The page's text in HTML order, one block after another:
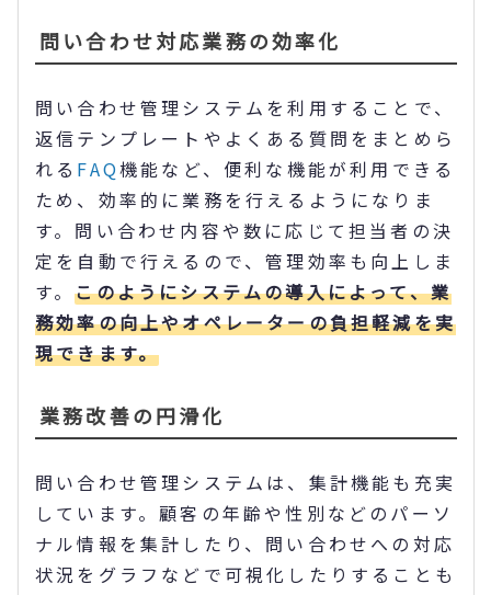
問い合わせ対応業務の効率化
問い合わせ管理システムを利用することで、
返信テンプレートやよくある質問をまとめら
れる FAQ機能など、便利な機能が利用できる
ため、効率的に業務を行えるようになりま
す。問い合わせ内容や数に応じて担当者の決
定を自動で行えるので、管理効率も向上しま
す。このようにシステムの導入によって、業
務効率の向上やオペレーターの負担軽減を実
現できます。
業務改善の円滑化
問い合わせ管理システムは、集計機能も充実
しています。顧客の年齢や性別などのパーソ
ナル情報を集計したり、問い合わせへの対応
状況をグラフなどで可視化したりすることも